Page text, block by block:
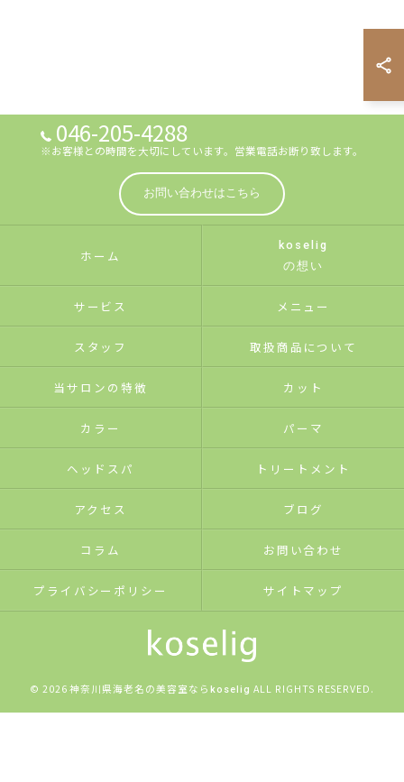
046-205-4288
※お客様との時間を大切にしています。営業電話お断り致します。
お問い合わせはこちら
ホーム
koselig
の想い
サービス メニュー
スタッフ 取扱商品について
当サロンの特徴 カット
カラー パーマ
ヘッドスパ トリートメント
アクセス ブログ
コラム お問い合わせ
プライバシーポリシー サイトマップ
© 2026 神奈川県海老名の美容室ならkoselig ALL RIGHTS RESERVED.